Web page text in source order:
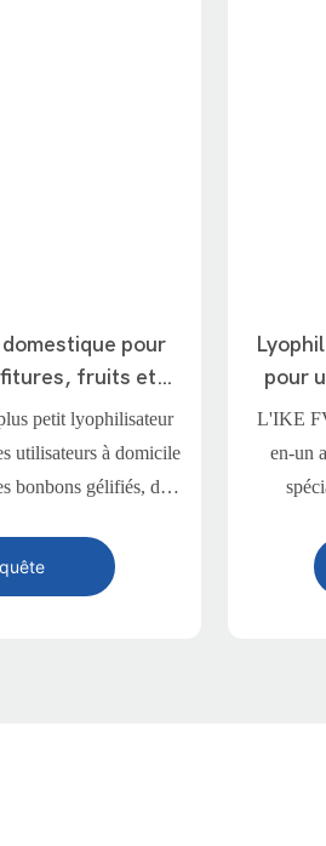
pour
fruits et
- FVD-H4
petit lyophilisateur
utilisateurs à domicile
bonbons gélifiés, des
compact et facile à
pour
L'IKE
en-un
par lot et
la